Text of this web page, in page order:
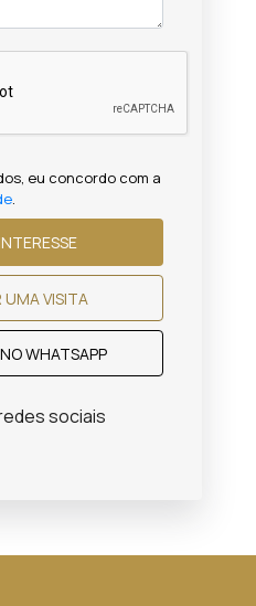
eu concordo com a
.
INTERESSE
AGENDAR UMA VISITA
WHATSAPP
sociais